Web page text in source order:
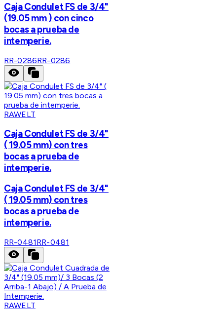
Caja Condulet FS de 3/4"
(19.05 mm ) con cinco
bocas a prueba de
intemperie.
RR-0286RR-0286
RAWELT
Caja Condulet FS de 3/4"
( 19.05 mm) con tres
bocas a prueba de
intemperie.
Caja Condulet FS de 3/4"
( 19.05 mm) con tres
bocas a prueba de
intemperie.
RR-0481RR-0481
RAWELT